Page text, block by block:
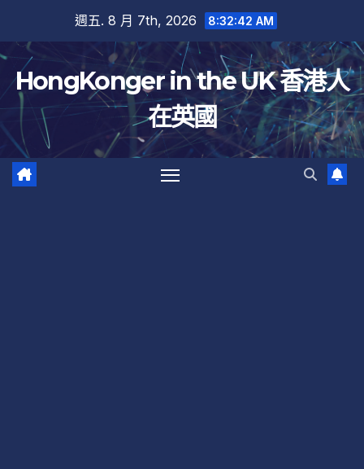
內
容
週五. 8 月 7th, 2026 8:32:43 AM
HongKonger in the UK 香港人
在英國